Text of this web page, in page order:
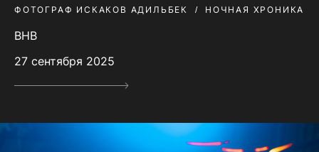
ФОТОГРАФ ИСКАКОВ АДИЛЬБЕК НОЧНАЯ ХРОНИКА
BHB
27 сентября 2025